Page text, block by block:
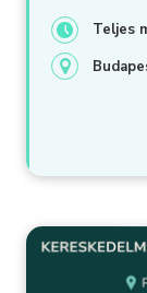
Teljes